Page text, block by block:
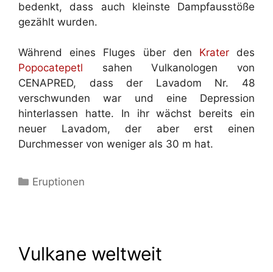
bedenkt, dass auch kleinste Dampfausstöße
gezählt wurden.
Während eines Fluges über den Kraterdes
Popocatepetl sahen Vulkanologen von
CENAPRED, dass der Lavadom Nr. 48
verschwunden war und eine Depression
hinterlassen hatte. In ihr wächst bereits ein
neuer Lavadom, der aber erst einen
Durchmesser von weniger als 30 m hat.
Kategorien
Eruptionen
Vulkane weltweit